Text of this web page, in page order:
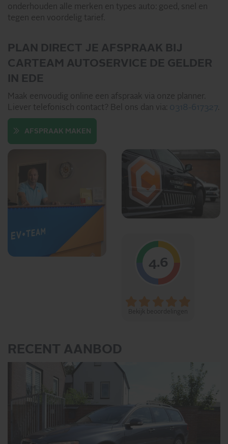
onderhouden alle merken en types auto: goed, snel en
tegen een voordelig tarief.
PLAN DIRECT JE AFSPRAAK BIJ
CARTEAM AUTOSERVICE DE GELDER
IN EDE
Maak eenvoudig online een afspraak via onze planner.
Liever telefonisch contact? Bel ons dan via: 0318-617327.
AFSPRAAK MAKEN
4.6
RECENT AANBOD